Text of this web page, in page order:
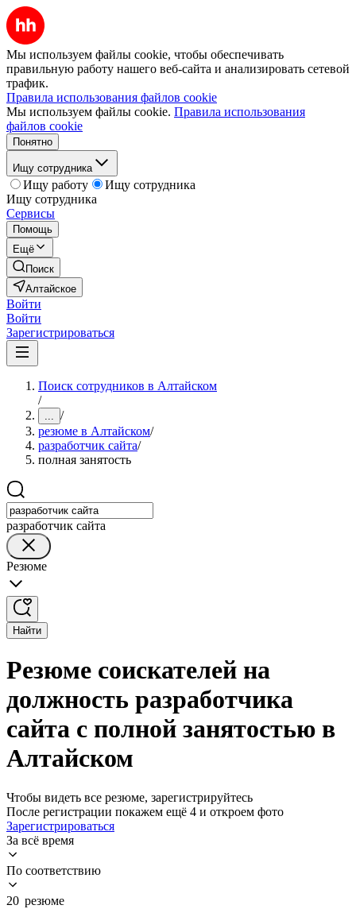
Мы используем файлы cookie, чтобы обеспечивать
правильную работу нашего веб-сайта и анализировать сетевой
трафик.
Правила использования файлов cookie
Мы используем файлы cookie. Правила использования
файлов cookie
Понятно
Ищу сотрудника
Ищу работу
Ищу сотрудника
Ищу сотрудника
Сервисы
Помощь
Ещё
Поиск
Алтайское
Войти
Войти
Зарегистрироваться
Поиск сотрудников в Алтайском
/
... /
резюме в Алтайском/
разработчик сайта/
полная занятость
разработчик сайта
Резюме
Найти
Резюме соискателей на
должность разработчика
сайта с полной занятостью в
Алтайском
Чтобы видеть все резюме, зарегистрируйтесь
После регистрации покажем ещё 4 и откроем фото
Зарегистрироваться
За всё время
По соответствию
20 резюме